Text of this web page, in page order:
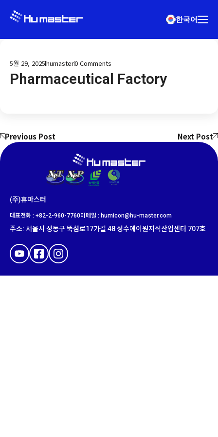
한국어
5월 29, 2025humaster0 Comments
Pharmaceutical Factory
Previous Post Next Post
(주)휴마스터
대표전화 : +82-2-960-7760이메일 : humicon@hu-master.com​
주소: 서울시 성동구 뚝섬로17가길 48성수에이원지식산업센터 707호